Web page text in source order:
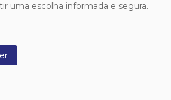
uma escolha informada e segura.